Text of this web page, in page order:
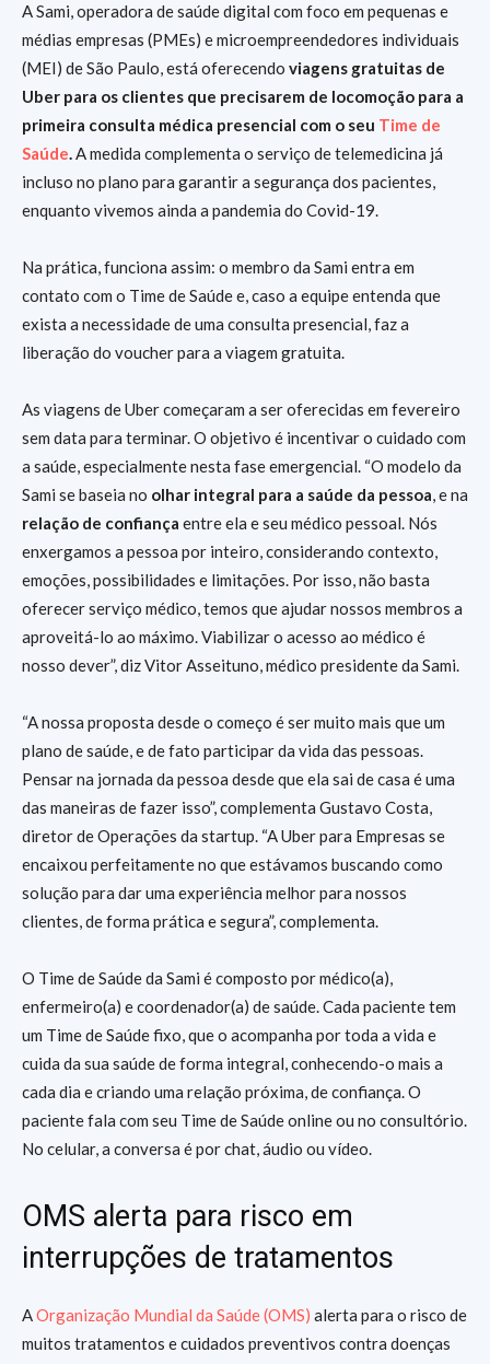
A Sami, operadora de saúde digital com foco em pequenas e
médias empresas (PMEs) e microempreendedores individuais
(MEI) de São Paulo, está oferecendo viagens gratuitas de
Uber para os clientes que precisarem de locomoção para a
primeira consulta médica presencial com o seu Time de
Saúde.A medida complementa o serviço de telemedicina já
incluso no plano para garantir a segurança dos pacientes,
enquanto vivemos ainda a pandemia do Covid-19.
Na prática, funciona assim: o membro da Sami entra em
contato com o Time de Saúde e, caso a equipe entenda que
exista a necessidade de uma consulta presencial, faz a
liberação do voucher para a viagem gratuita.
As viagens de Uber começaram a ser oferecidas em fevereiro
sem data para terminar. O objetivo é incentivar o cuidado com
a saúde, especialmente nesta fase emergencial. “O modelo da
Sami se baseia no olhar integral para a saúde da pessoa, e na
relação de confiança entre ela e seu médico pessoal. Nós
enxergamos a pessoa por inteiro, considerando contexto,
emoções, possibilidades e limitações. Por isso, não basta
oferecer serviço médico, temos que ajudar nossos membros a
aproveitá-lo ao máximo. Viabilizar o acesso ao médico é
nosso dever”, diz Vitor Asseituno, médico presidente da Sami.
“A nossa proposta desde o começo é ser muito mais que um
plano de saúde, e de fato participar da vida das pessoas.
Pensar na jornada da pessoa desde que ela sai de casa é uma
das maneiras de fazer isso”, complementa Gustavo Costa,
diretor de Operações da startup. “A Uber para Empresas se
encaixou perfeitamente no que estávamos buscando como
solução para dar uma experiência melhor para nossos
clientes, de forma prática e segura”, complementa.
O Time de Saúde da Sami é composto por médico(a),
enfermeiro(a) e coordenador(a) de saúde. Cada paciente tem
um Time de Saúde fixo, que o acompanha por toda a vida e
cuida da sua saúde de forma integral, conhecendo-o mais a
cada dia e criando uma relação próxima, de confiança. O
paciente fala com seu Time de Saúde online ou no consultório.
No celular, a conversa é por chat, áudio ou vídeo.
OMS alerta para risco em
interrupções de tratamentos
AOrganização Mundial da Saúde (OMS) alerta para o risco de
muitos tratamentos e cuidados preventivos contra doenças